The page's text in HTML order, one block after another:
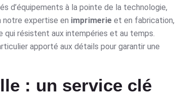
d’équipements à la pointe de la technologie,
notre expertise en imprimerie et en fabrication,
qui résistent aux intempéries et au temps.
apporté aux détails pour garantir une
: un service clé